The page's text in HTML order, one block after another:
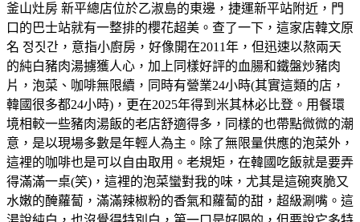
釜山灶房 新平總店位於乙淑島的東邊，捷運新平站附近，門
口的巴士站就有一整排的櫻花超美。查了一下，這家店韓文原
名 정짓간，意指小廚房，好像開在2011年，但迅速以熬兩天
的純白豬肉湯擄獲人心，加上同樣好評的血腸和鐵盤炒豬肉
片，泡菜、咖啡無限續，同時有營業24小時(其實這類的店，
韓國很多都24小時)，更在2025年得到米其林必比登。用餐環
境相較一些豬肉湯飯的老店舒適得多，同樣的也帶點微微的潮
意，是以現場多數是年輕人為主。除了無限量供應的泡菜外，
這裡的咖啡也是可以自由取用。老規矩，在韓國吃飯就是要弄
得滿滿一桌(笑)，這裡的泡菜蠻對我的味，尤其是這碗爽脆又
水嫩的醃蘿蔔，滿滿辣椒粉的香氣和蘿蔔的甜，超級涮嘴。這